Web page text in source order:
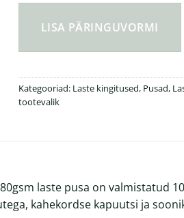
LISA PÄRINGUVORMI
Kategooriad: Laste kingitused, Pusad,
tootevalik
laste pusa on valmistatud
kahekordse kapuutsi ja